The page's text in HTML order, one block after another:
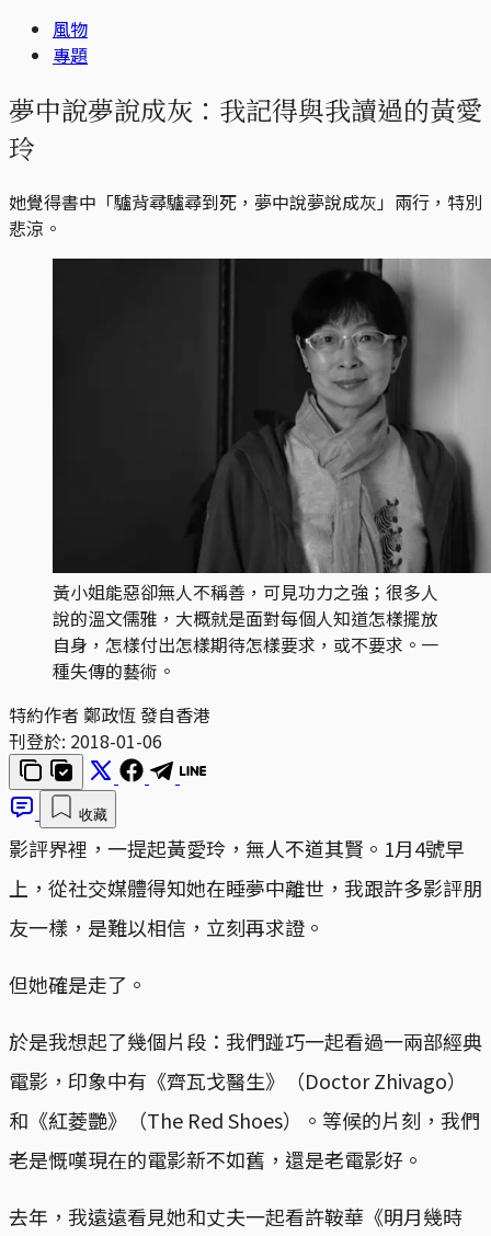
風物
專題
夢中說夢說成灰：我記得與我讀過的黃愛
玲
她覺得書中「驢背尋驢尋到死，夢中說夢說成灰」兩行，特別
悲涼。
黃小姐能惡卻無人不稱善，可見功力之強；很多人
說的溫文儒雅，大概就是面對每個人知道怎樣擺放
自身，怎樣付出怎樣期待怎樣要求，或不要求。一
種失傳的藝術。
特約作者 鄭政恆 發自香港
刊登於: 2018-01-06
收藏
影評界裡，一提起黃愛玲，無人不道其賢。1月4號早
上，從社交媒體得知她在睡夢中離世，我跟許多影評朋
友一樣，是難以相信，立刻再求證。
但她確是走了。
於是我想起了幾個片段：我們踫巧一起看過一兩部經典
電影，印象中有《齊瓦戈醫生》（Doctor Zhivago）
和《紅菱艷》（The Red Shoes）。等候的片刻，我們
老是慨嘆現在的電影新不如舊，還是老電影好。
去年，我遠遠看見她和丈夫一起看許鞍華《明月幾時